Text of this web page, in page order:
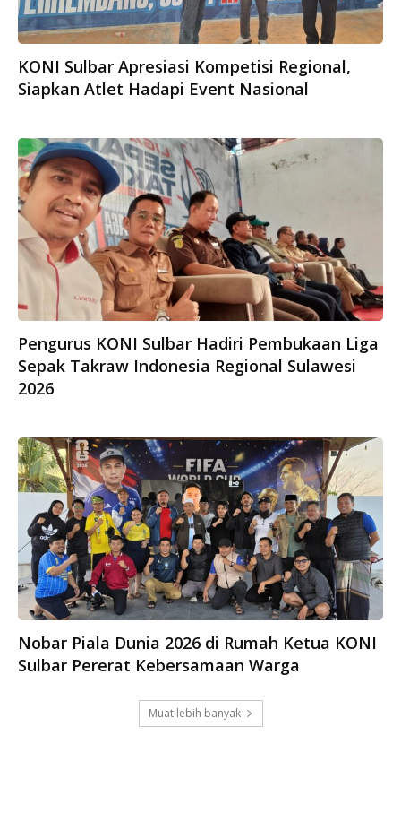
KONI Sulbar Apresiasi Kompetisi Regional,
Siapkan Atlet Hadapi Event Nasional
Pengurus KONI Sulbar Hadiri Pembukaan Liga
Sepak Takraw Indonesia Regional Sulawesi
2026
Nobar Piala Dunia 2026 di Rumah Ketua KONI
Sulbar Pererat Kebersamaan Warga
Muat lebih banyak